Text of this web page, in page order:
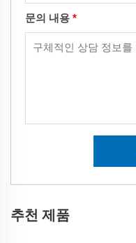
문의 내용 *
추천 제품